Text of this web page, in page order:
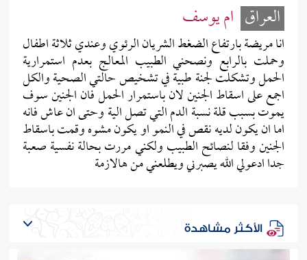
العراق ام يوسف
انا مريضة بارتفاع الضغط الشريان الرئوي وعندي ثلاثة اطفال
وحملت بالرابع ونصحني الطبيب المعالج بعدم استمرارية
الحمل وتشكلت لجنة طبية في تشخيص حالتي الصحية والكل
اجمع على اسقاط الجنين لان باستمرار الحمل فان الجنين سوف
يموت بسبب قلة نسبة الدم التي تصل الية وحتى ان عاش فانه
اما ان يكون لديه نقص في النمو او يكون مشوه وقمت باسقاط
الجنين وفقا لنصائح الطبيب ولكني مررت بحالة نفسية صعبة
جدا ادعولي الله يصبرني ويطلعني من هالازمة
الأكثر مشاهدة